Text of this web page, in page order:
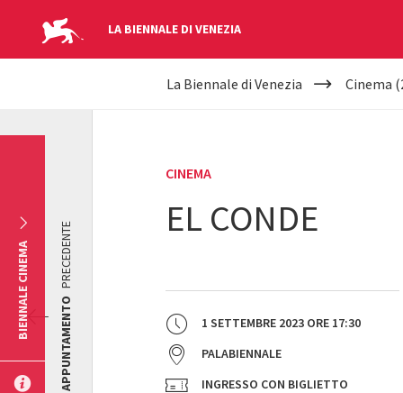
LA BIENNALE DI VENEZIA
YOUR
La Biennale di Venezia Cinema
CINEMA
EL CONDE
1 SETTEMBRE 2023 ORE 17:30
PALABIENNALE
INGRESSO CON BIGLIETTO
APPUNTAMENTO
PRECEDENTE
BIENNALE CINEMA